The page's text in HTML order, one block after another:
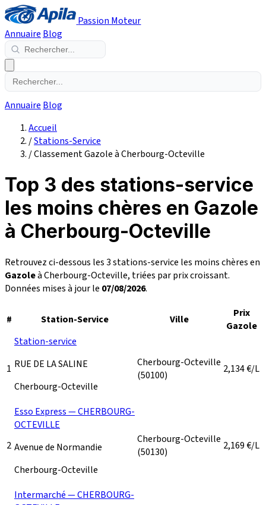
Passion Moteur
Annuaire Blog
Annuaire Blog
Accueil
/Stations-Service
/Classement Gazole à Cherbourg-Octeville
Top 3 des stations-service
les moins chères en Gazole
à Cherbourg-Octeville
Retrouvez ci-dessous les 3 stations-service les moins chères en
Gazoleà Cherbourg-Octeville, triées par prix croissant.
Données mises à jour le 07/08/2026.
# Station-Service Ville
Prix
Gazole
1
Station-service
RUE DE LA SALINE
Cherbourg-Octeville
Cherbourg-Octeville
(50100)
2,134€/L
2
Esso Express — CHERBOURG-
OCTEVILLE
Avenue de Normandie
Cherbourg-Octeville
Cherbourg-Octeville
(50130)
2,169€/L
Intermarché — CHERBOURG-